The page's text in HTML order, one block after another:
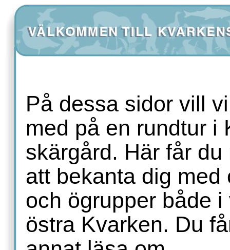
På dessa sidor vill
med på en rundtur i
skärgård. Här får du
att bekanta dig med
och ögrupper både
östra Kvarken. Du